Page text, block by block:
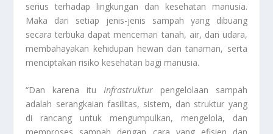
serius terhadap lingkungan dan kesehatan manusia.
Maka dari setiap jenis-jenis sampah yang dibuang
secara terbuka dapat mencemari tanah, air, dan udara,
membahayakan kehidupan hewan dan tanaman, serta
menciptakan risiko kesehatan bagi manusia.
“Dan karena itu Infrastrukturpengelolaan sampah
adalah serangkaian fasilitas, sistem, dan struktur yang
di rancang untuk mengumpulkan, mengelola, dan